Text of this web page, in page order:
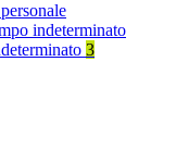
indeterminato
3